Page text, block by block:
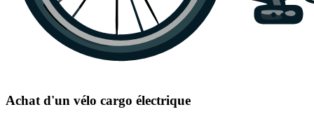
Achat d'un vélo cargo électrique